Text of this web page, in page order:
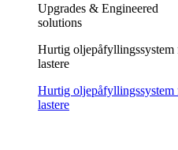
Upgrades & Engineered
solutions
Hurtig oljepåfyllingssystem
lastere
Hurtig oljepåfyllingssystem
lastere